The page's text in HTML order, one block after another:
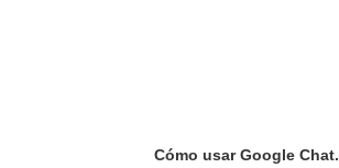
Cómo usar Google Chat.